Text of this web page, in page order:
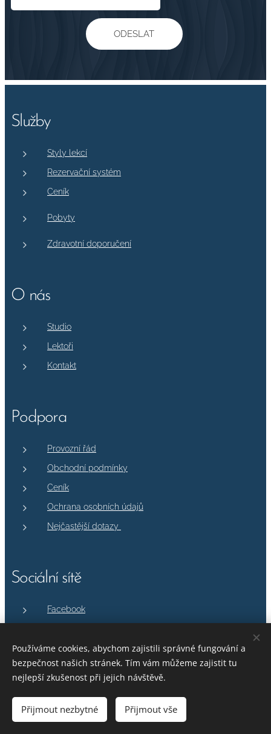
ODESLAT
Služby
Styly lekcí
Rezervační systém
Ceník
Pobyty
Zdravotní doporučení
O nás
Studio
Lektoři
Kontakt
Podpora
Provozní řád
Obchodní podmínky
Ceník
Ochrana osobních údajů
Nejčastější dotazy
Sociální sítě
Facebook
Obchodní podmínky
Cookies
Používáme cookies, abychom zajistili správné fungování a
bezpečnost našich stránek. Tím vám můžeme zajistit tu
nejlepší zkušenost při jejich návštěvě.
Přijmout nezbytné Přijmout vše